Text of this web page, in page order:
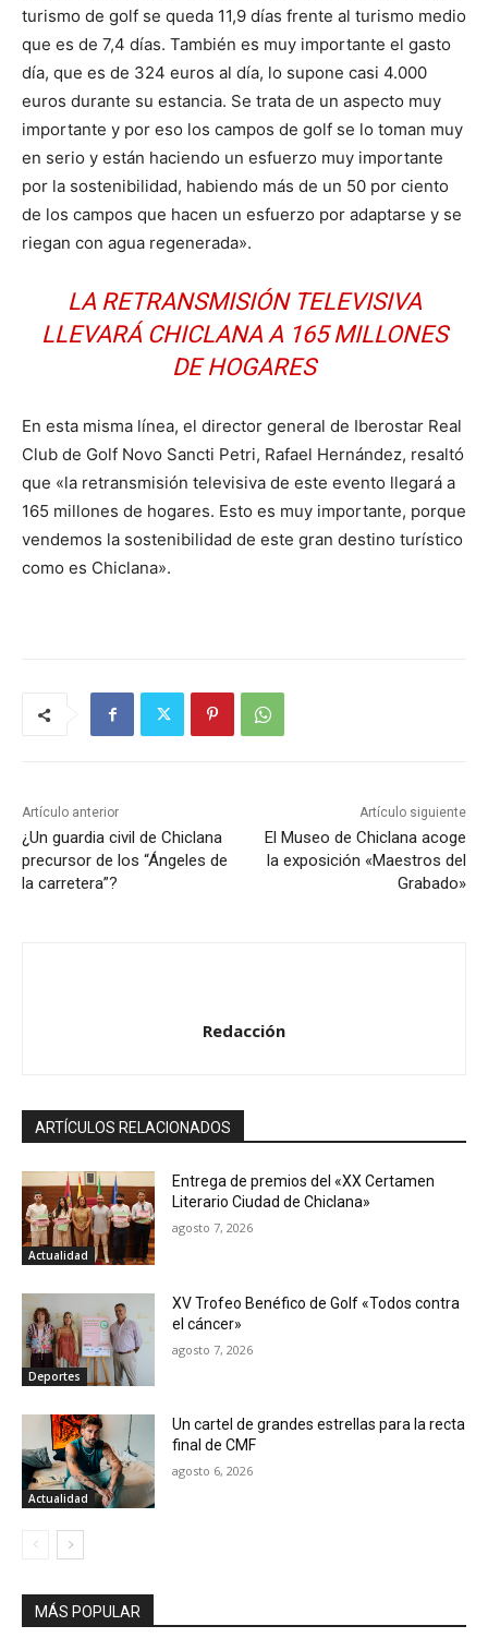
turismo de golf se queda 11,9 días frente al turismo medio
que es de 7,4 días. También es muy importante el gasto
día, que es de 324 euros al día, lo supone casi 4.000
euros durante su estancia. Se trata de un aspecto muy
importante y por eso los campos de golf se lo toman muy
en serio y están haciendo un esfuerzo muy importante
por la sostenibilidad, habiendo más de un 50 por ciento
de los campos que hacen un esfuerzo por adaptarse y se
riegan con agua regenerada».
LA RETRANSMISIÓN TELEVISIVA
LLEVARÁ CHICLANA A 165 MILLONES
DE HOGARES
En esta misma línea, el director general de Iberostar Real
Club de Golf Novo Sancti Petri, Rafael Hernández, resaltó
que «la retransmisión televisiva de este evento llegará a
165 millones de hogares. Esto es muy importante, porque
vendemos la sostenibilidad de este gran destino turístico
como es Chiclana».
Artículo anterior
¿Un guardia civil de Chiclana
precursor de los “Ángeles de
la carretera”?
Artículo siguiente
El Museo de Chiclana acoge
la exposición «Maestros del
Grabado»
Redacción
ARTÍCULOS RELACIONADOS
Actualidad
Entrega de premios del «XX Certamen
Literario Ciudad de Chiclana»
agosto 7, 2026
Deportes
XV Trofeo Benéfico de Golf «Todos contra
el cáncer»
agosto 7, 2026
Actualidad
Un cartel de grandes estrellas para la recta
final de CMF
agosto 6, 2026
MÁS POPULAR